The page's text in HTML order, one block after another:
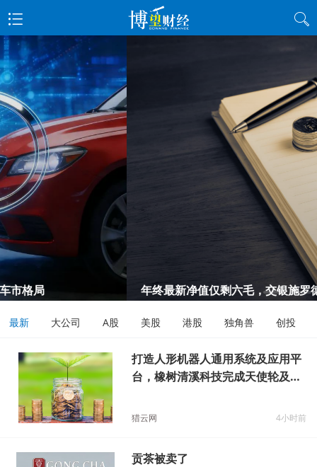
年终最新净值仅剩六毛，交银施罗德明星基金经理韩威俊遭
最新 大公司 A股 美股 港股 独角兽 创投
打造人形机器人通用系统及应用平
台，橡树清溪科技完成天使轮及天
猎云网 4小时前
贡茶被卖了